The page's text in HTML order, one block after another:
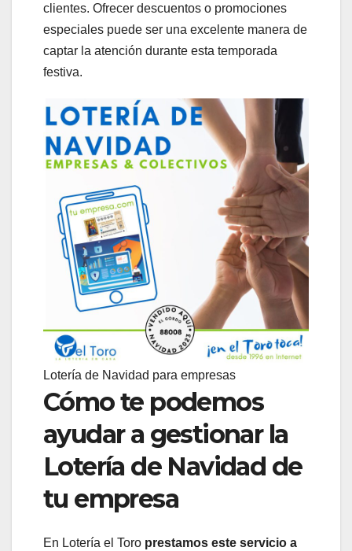
clientes. Ofrecer descuentos o promociones
especiales puede ser una excelente manera de
captar la atención durante esta temporada
festiva.
Lotería de Navidad para empresas
Cómo te podemos
ayudar a gestionar la
Lotería de Navidad de
tu empresa
En Lotería el Toro prestamos este servicio a